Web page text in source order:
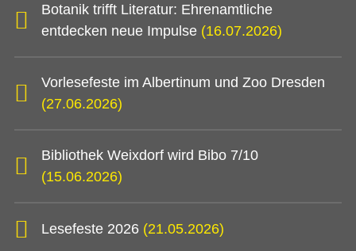
Botanik trifft Literatur: Ehrenamtliche
entdecken neue Impulse (16.07.2026)
Vorlesefeste im Albertinum und Zoo Dresden
(27.06.2026)
Bibliothek Weixdorf wird Bibo 7/10
(15.06.2026)
Lesefeste 2026 (21.05.2026)